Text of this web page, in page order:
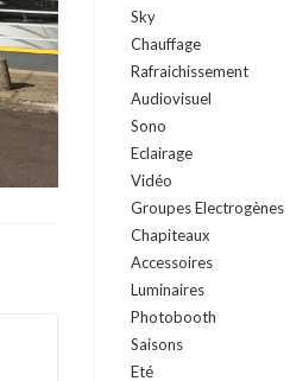
Sky
Chauffage
Rafraichissement
Audiovisuel
Sono
Eclairage
Vidéo
Groupes Electrogènes
Chapiteaux
Accessoires
Luminaires
Photobooth
Saisons
Eté